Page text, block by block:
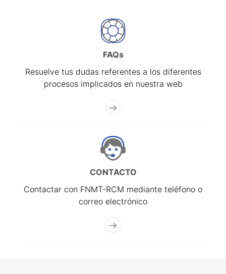
FAQs
Resuelve tus dudas referentes a los diferentes
procesos implicados en nuestra web
CONTACTO
Contactar con FNMT-RCM mediante teléfono o
correo electrónico